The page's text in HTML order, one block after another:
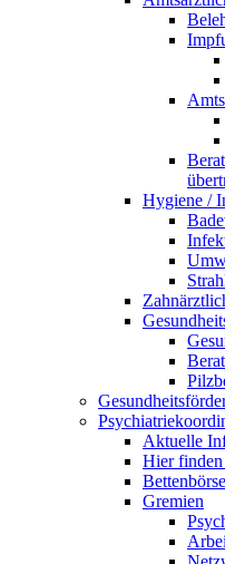
Hygiene /
Aktuelle
Hier
Bettenbörse
Gremien